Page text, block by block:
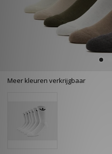
Meer kleuren verkrijgbaar